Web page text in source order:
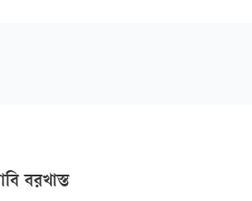
বরখাস্ত